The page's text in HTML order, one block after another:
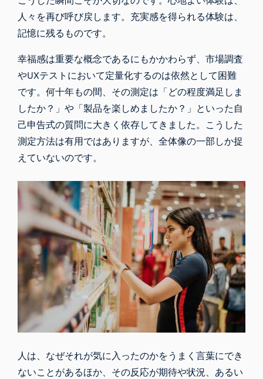
人々を再び呼び戻します。充実感を得られる体験は、
記憶に残るものです。
幸福感は重要な概念であるにもかかわらず、市場調査
やUXテストにおいて定量化するのは依然として困難
です。何十年もの間、その測定は「どの程度満足しま
したか？」や「製品を楽しめましたか？」といった自
己申告式の質問に大きく依存してきました。こうした
測定方法は有用ではありますが、全体像の一部しか捉
えていないのです。
人は、なぜそれが気に入ったのかをうまく言葉にでき
ないことがあるほか、その反応が期待や状況、あるい